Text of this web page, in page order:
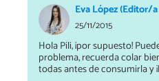
Eva López (Editor/
25/11/2015
Hola Pili, ¡por supuesto!
problema, recuerda colar
todas antes de consumirla y